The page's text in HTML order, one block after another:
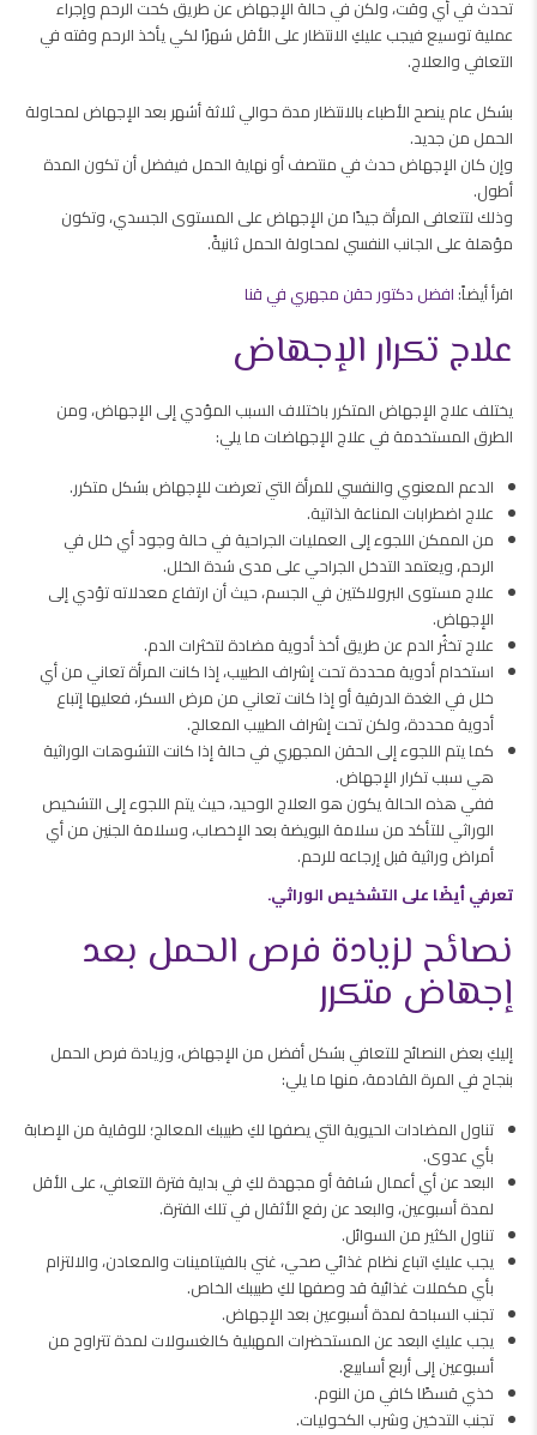
تحدث في أي وقت، ولكن في حالة الإجهاض عن طريق كحت الرحم وإجراء
عملية توسيع فيجب عليكِ الانتظار على الأقل شهرًا لكي يأخذ الرحم وقته في
التعافي والعلاج.
بشكل عام ينصح الأطباء بالانتظار مدة حوالي ثلاثة أشهر بعد الإجهاض لمحاولة
الحمل من جديد.
وإن كان الإجهاض حدث في منتصف أو نهاية الحمل فيفضل أن تكون المدة
أطول.
وذلك لتتعافى المرأة جيدًا من الإجهاض على المستوى الجسدي، وتكون
مؤهلة على الجانب النفسي لمحاولة الحمل ثانيةً.
اقرأ أيضاً: افضل دكتور حقن مجهري في قنا
علاج تكرار الإجهاض
يختلف علاج الإجهاض المتكرر باختلاف السبب المؤدي إلى الإجهاض، ومن
الطرق المستخدمة في علاج الإجهاضات ما يلي:
الدعم المعنوي والنفسي للمرأة التي تعرضت للإجهاض بشكل متكرر.
علاج اضطرابات المناعة الذاتية.
من الممكن اللجوء إلى العمليات الجراحية في حالة وجود أي خلل في
الرحم، ويعتمد التدخل الجراحي على مدى شدة الخلل.
علاج مستوى البرولاكتين في الجسم، حيث أن ارتفاع معدلاته تؤدي إلى
الإجهاض.
علاج تخثُر الدم عن طريق أخذ أدوية مضادة لتخثرات الدم.
استخدام أدوية محددة تحت إشراف الطبيب، إذا كانت المرأة تعاني من أي
خلل في الغدة الدرقية أو إذا كانت تعاني من مرض السكر، فعليها إتباع
أدوية محددة، ولكن تحت إشراف الطبيب المعالج.
كما يتم اللجوء إلى الحقن المجهري في حالة إذا كانت التشوهات الوراثية
هي سبب تكرار الإجهاض.
ففي هذه الحالة يكون هو العلاج الوحيد، حيث يتم اللجوء إلى التشخيص
الوراثي للتأكد من سلامة البويضة بعد الإخصاب، وسلامة الجنين من أي
أمراض وراثية قبل إرجاعه للرحم.
تعرفي أيضًا على التشخيص الوراثي.
نصائح لزيادة فرص الحمل بعد
إجهاض متكرر
إليكِ بعض النصائح للتعافي بشكل أفضل من الإجهاض، وزيادة فرص الحمل
بنجاح في المرة القادمة، منها ما يلي:
تناول المضادات الحيوية التي يصفها لكِ طبيبك المعالج؛ للوقاية من الإصابة
بأي عدوى.
البعد عن أي أعمال شاقة أو مجهدة لكِ في بداية فترة التعافي، على الأقل
لمدة أسبوعين، والبعد عن رفع الأثقال في تلك الفترة.
تناول الكثير من السوائل.
يجب عليكِ اتباع نظام غذائي صحي، غني بالفيتامينات والمعادن، والالتزام
بأي مكملات غذائية قد وصفها لكِ طبيبك الخاص.
تجنب السباحة لمدة أسبوعين بعد الإجهاض.
يجب عليكِ البعد عن المستحضرات المهبلية كالغسولات لمدة تتراوح من
أسبوعين إلى أربع أسابيع.
خذي قسطًا كافي من النوم.
تجنب التدخين وشرب الكحوليات.